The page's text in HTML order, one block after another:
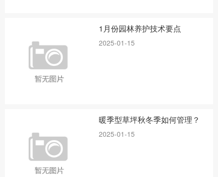
1月份园林养护技术要点
2025-01-15
暖季型草坪秋冬季如何管理？
2025-01-15